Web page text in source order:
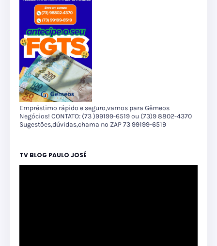
Empréstimo rápido e seguro,vamos para Gêmeos
Negócios! CONTATO: (73 )99199-6519 ou (73)9 8802-4370
Sugestões,dúvidas,chama no ZAP 73 99199-6519
TV BLOG PAULO JOSÉ